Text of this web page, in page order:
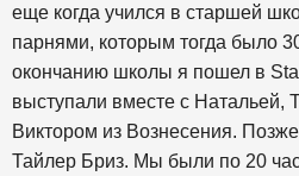
еще когда учился в старшей
парнями, которым тогда было
окончанию школы я пошел в
выступали вместе с Натальей,
Виктором из Вознесения.
Тайлер Бриз. Мы были по 20